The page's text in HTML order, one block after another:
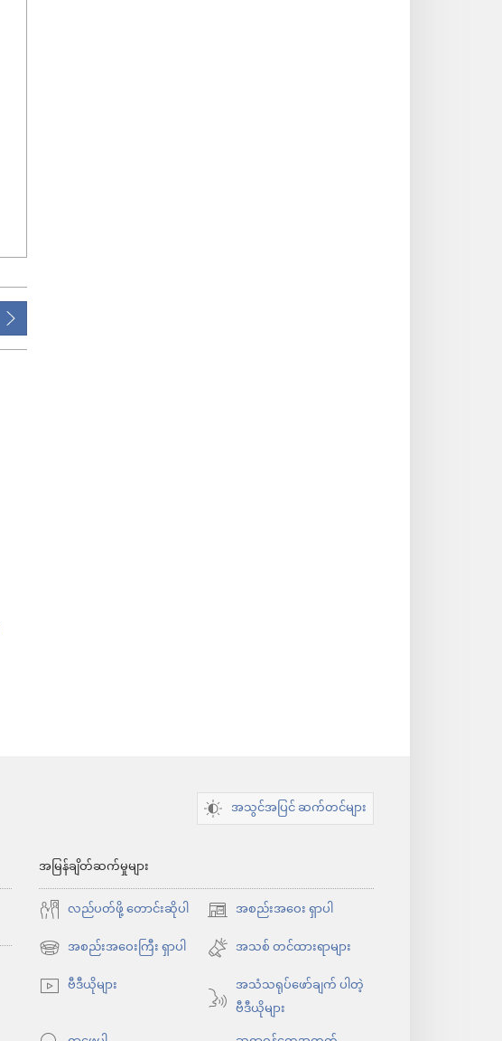
အသွင်အပြင် ဆက်တင်များ
အမြန်ချိတ်ဆက်မှုများ
လည်ပတ်ဖို့ တောင်းဆိုပါ
အစည်းအဝေး ရှာပါ
(window
အသစ်
င့်
နေ
အစည်းအဝေးကြီး ရှာပါ
(window
အသစ်
င့်
အသစ် တင်ထားရာများ
ဗီဒီယိုများ
အသံသရုပ်ဖော်ချက် ပါတဲ့
ဗီဒီယိုများ